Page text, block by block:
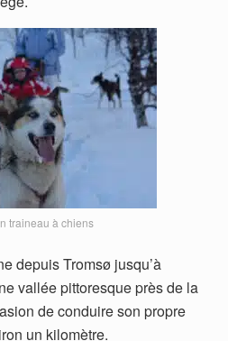
traineau à chiens
depuis Tromsø jusqu’à
vallée pittoresque près de la
de conduire son propre
un kilomètre.